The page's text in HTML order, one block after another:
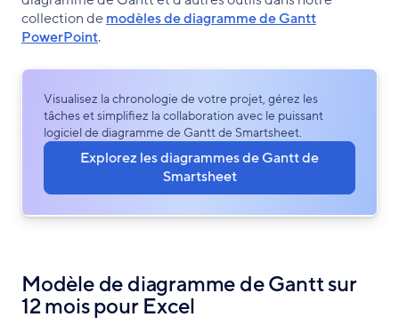
collection demodèles de diagramme de Gantt
PowerPoint.
Visualisez la chronologie de votre projet, gérez les
tâches et simplifiez la collaboration avec le puissant
logiciel de diagramme de Gantt de Smartsheet.
Explorez les diagrammes de Gantt de
Smartsheet
Modèle de diagramme de Gantt sur
12 mois pour Excel